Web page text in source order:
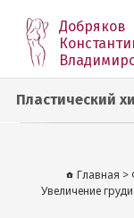
Добряков
Пластический
Главная >
Увеличение